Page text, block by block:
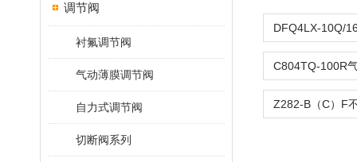
调节阀
衬氟调节阀
气动薄膜调节阀
自力式调节阀
切断阀系列